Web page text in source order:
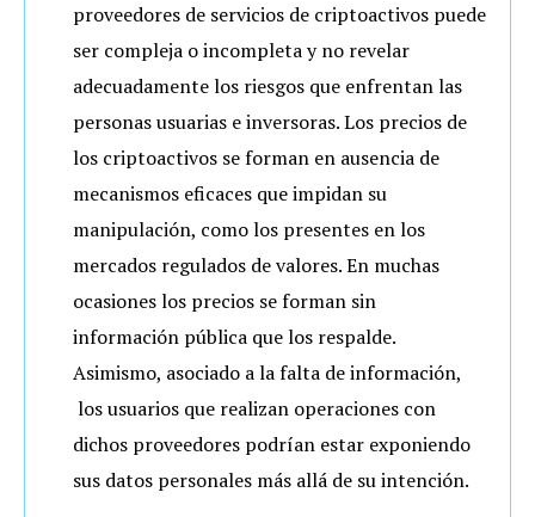
proveedores de servicios de criptoactivos puede
ser compleja o incompleta y no revelar
adecuadamente los riesgos que enfrentan las
personas usuarias e inversoras. Los precios de
los criptoactivos se forman en ausencia de
mecanismos eficaces que impidan su
manipulación, como los presentes en los
mercados regulados de valores. En muchas
ocasiones los precios se forman sin
información pública que los respalde.
Asimismo, asociado a la falta de información,
los usuarios que realizan operaciones con
dichos proveedores podrían estar exponiendo
sus datos personales más allá de su intención.